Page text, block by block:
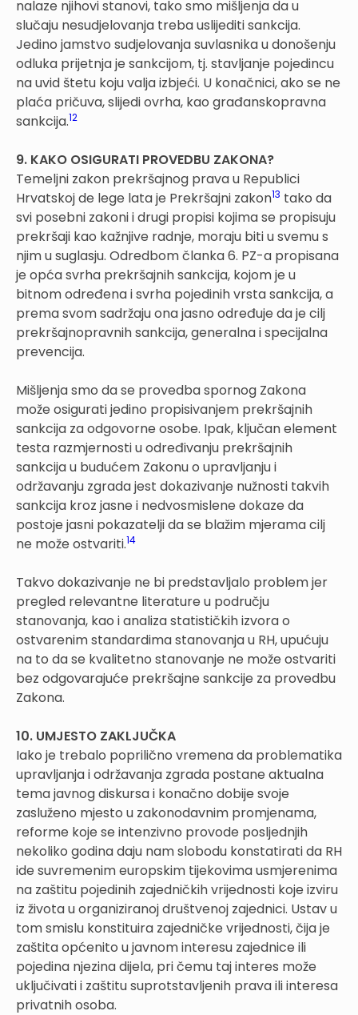
nalaze njihovi stanovi, tako smo mišljenja da u
slučaju nesudjelovanja treba uslijediti sankcija.
Jedino jamstvo sudjelovanja suvlasnika u donošenju
odluka prijetnja je sankcijom, tj. stavljanje pojedincu
na uvid štetu koju valja izbjeći. U konačnici, ako se ne
plaća pričuva, slijedi ovrha, kao građanskopravna
sankcija.12
9. KAKO OSIGURATI PROVEDBU ZAKONA?
Temeljni zakon prekršajnog prava u Republici
Hrvatskoj de lege lata je Prekršajni zakon13 tako da
svi posebni zakoni i drugi propisi kojima se propisuju
prekršaji kao kažnjive radnje, moraju biti u svemu s
njim u suglasju. Odredbom članka 6. PZ-a propisana
je opća svrha prekršajnih sankcija, kojom je u
bitnom određena i svrha pojedinih vrsta sankcija, a
prema svom sadržaju ona jasno određuje da je cilj
prekršajnopravnih sankcija, generalna i specijalna
prevencija.
Mišljenja smo da se provedba spornog Zakona
može osigurati jedino propisivanjem prekršajnih
sankcija za odgovorne osobe. Ipak, ključan element
testa razmjernosti u određivanju prekršajnih
sankcija u budućem Zakonu o upravljanju i
održavanju zgrada jest dokazivanje nužnosti takvih
sankcija kroz jasne i nedvosmislene dokaze da
postoje jasni pokazatelji da se blažim mjerama cilj
ne može ostvariti.14
Takvo dokazivanje ne bi predstavljalo problem jer
pregled relevantne literature u području
stanovanja, kao i analiza statističkih izvora o
ostvarenim standardima stanovanja u RH, upućuju
na to da se kvalitetno stanovanje ne može ostvariti
bez odgovarajuće prekršajne sankcije za provedbu
Zakona.
10. UMJESTO ZAKLJUČKA
Iako je trebalo poprilično vremena da problematika
upravljanja i održavanja zgrada postane aktualna
tema javnog diskursa i konačno dobije svoje
zasluženo mjesto u zakonodavnim promjenama,
reforme koje se intenzivno provode posljednjih
nekoliko godina daju nam slobodu konstatirati da RH
ide suvremenim europskim tijekovima usmjerenima
na zaštitu pojedinih zajedničkih vrijednosti koje izviru
iz života u organiziranoj društvenoj zajednici. Ustav u
tom smislu konstituira zajedničke vrijednosti, čija je
zaštita općenito u javnom interesu zajednice ili
pojedina njezina dijela, pri čemu taj interes može
uključivati i zaštitu suprotstavljenih prava ili interesa
privatnih osoba.